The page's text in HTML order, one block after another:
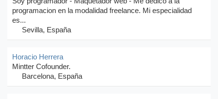
programacion en la modalidad freelance. Mi especialidad
es...
Sevilla, España
Horacio Herrera
Mintter Cofounder.
Barcelona, España